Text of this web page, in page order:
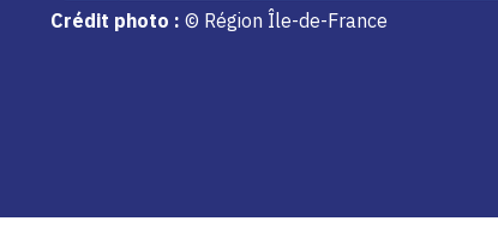
Crédit photo : © Région Île-de-France